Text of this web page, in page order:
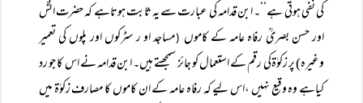
کی نفی ہوتی ہے‘‘۔ ابن قدامہ کی عبارت سے یہ ثابت ہوتاہے کہ حضرت انسؓ
اور حسن بصریؒ رفاہ عامہ کے کاموں (مساجد او ر سٹرکوں اور پلوں کی تعمیر
وغیرہ) پر زکوٰۃکی رقم کے استعمال کو جائز سمجھتے ہیں۔ ابن قدامہ نے اس کا جو رد
کیاہے وہ وقیع نہیں ،اس لیے کہ رفاہ عامہ کے ان کاموں کا مصارف زکوٰۃ میں